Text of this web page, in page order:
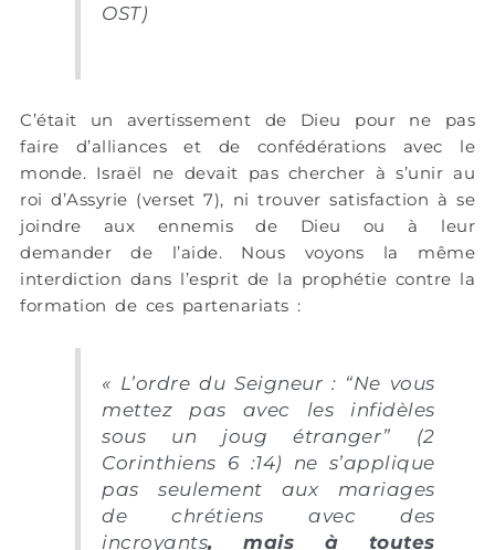
OST)
C’était un avertissement de Dieu pour ne pas
faire d’alliances et de confédérations avec le
monde. Israël ne devait pas chercher à s’unir au
roi d’Assyrie (verset 7), ni trouver satisfaction à se
joindre aux ennemis de Dieu ou à leur
demander de l’aide. Nous voyons la même
interdiction dans l’esprit de la prophétie contre la
formation de ces partenariats :
« L’ordre du Seigneur : “Ne vous
mettez pas avec les infidèles
sous un joug étranger” (2
Corinthiens 6 :14) ne s’applique
pas seulement aux mariages
de chrétiens avec des
incroyants, mais à toutes